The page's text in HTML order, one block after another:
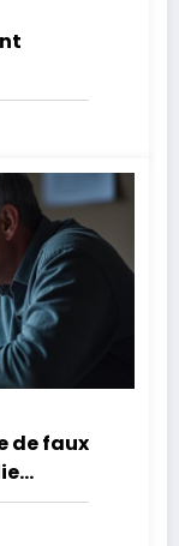
de faux
de